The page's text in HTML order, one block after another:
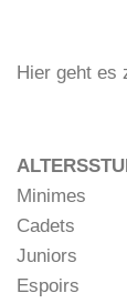
Hier geht es
Minimes
Cadets
Juniors
Espoirs